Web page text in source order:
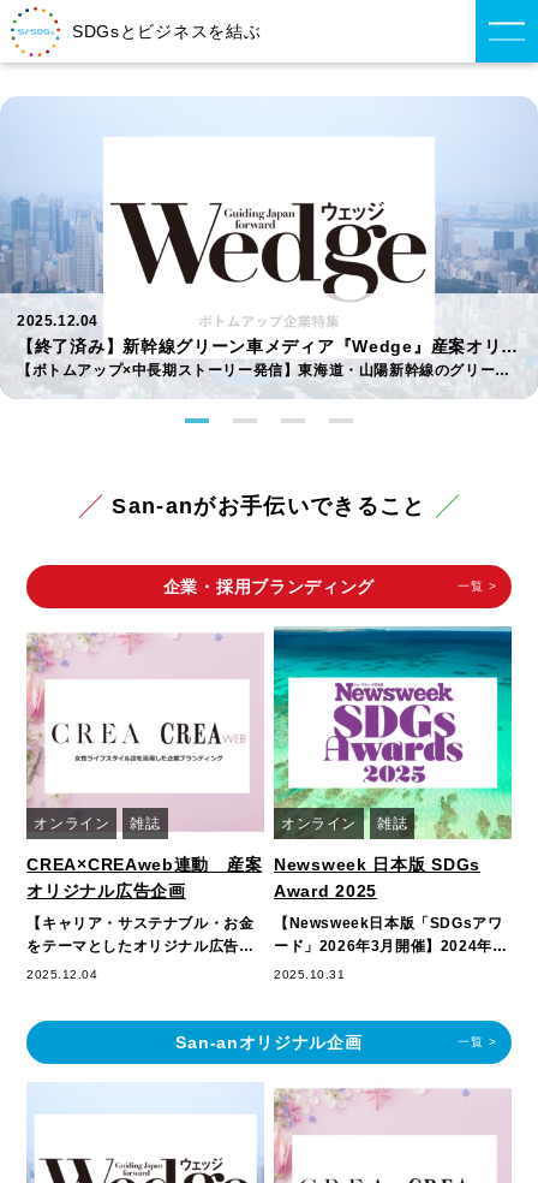
SDGsとビジネスを結ぶ
2025.12.04
CREA×CREAweb連動 産案オリジナル広告企画
San-anがお手伝いできること
企業・採用ブランディング 一覧 >
オンライン 雑誌
CREA×CREAweb連動 産案
オリジナル広告企画
【キャリア・サステナブル・お金
をテーマとしたオリジナル広告企
画】CREAの世界観で企業をPR女
2025.12.04
オンライン 雑誌
Newsweek 日本版 SDGs
Award 2025
【Newsweek日本版「SDGsアワ
ード」2026年3月開催】2024年度
は68社の企業がSDGsアワード
2025.10.31
San-anオリジナル企画 一覧 >